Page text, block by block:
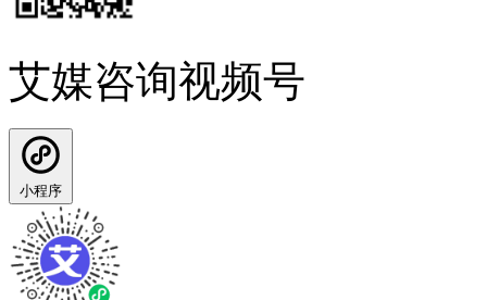
艾媒咨询视频号
小程序